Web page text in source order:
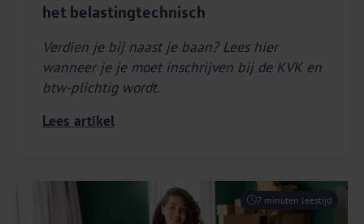
het belastingtechnisch
Verdien je bij naast je baan? Lees hier
wanneer je je moet inschrijven bij de KVK en
btw-plichtig wordt.
Lees artikel
7 minuten leestijd